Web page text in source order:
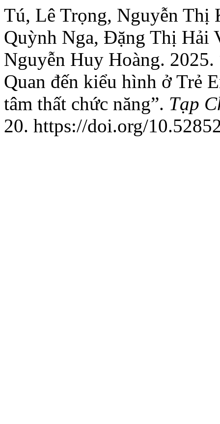
Tú, Lê Trọng, Nguyễn Thị
Quỳnh Nga, Đặng Thị Hải
Nguyễn Huy Hoàng.
Quan đến kiểu hình ở Trẻ
tâm thất chức năng”. Tạp
20. https://doi.org/